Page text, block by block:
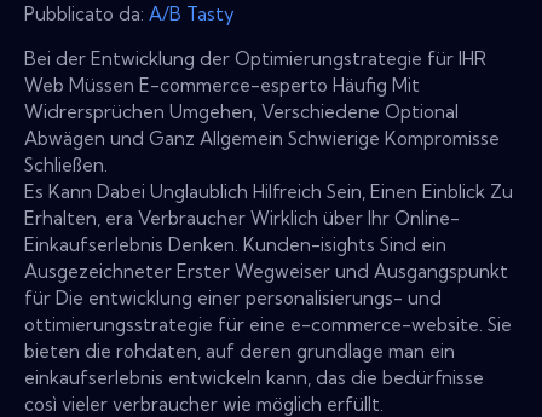
Pubblicato da: A/B Tasty
Bei der Entwicklung der Optimierungstrategie für IHR
Web Müssen E-commerce-esperto Häufig Mit
Widrersprüchen Umgehen, Verschiedene Optional
Abwägen und Ganz Allgemein Schwierige Kompromisse
Schließen.
Es Kann Dabei Unglaublich Hilfreich Sein, Einen Einblick Zu
Erhalten, era Verbraucher Wirklich über Ihr Online-
Einkaufserlebnis Denken. Kunden-isights Sind ein
Ausgezeichneter Erster Wegweiser und Ausgangspunkt
für Die entwicklung einer personalisierungs- und
ottimierungsstrategie für eine e-commerce-website. Sie
bieten die rohdaten, auf deren grundlage man ein
einkaufserlebnis entwickeln kann, das die bedürfnisse
così vieler verbraucher wie möglich erfüllt.